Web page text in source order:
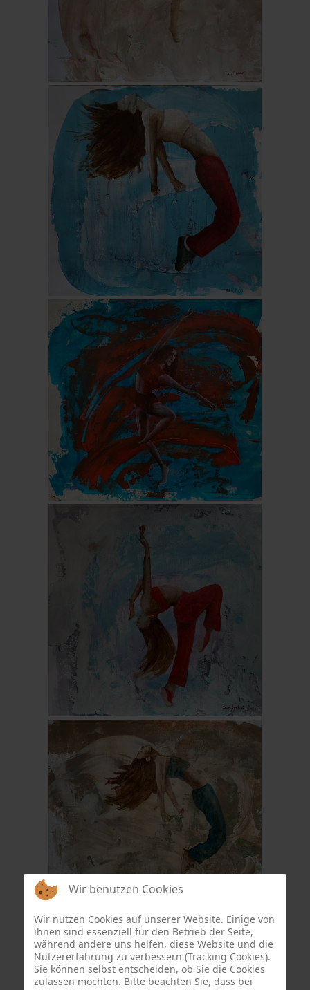
Wir benutzen Cookies
Wir nutzen Cookies auf unserer Website. Einige von
ihnen sind essenziell für den Betrieb der Seite,
während andere uns helfen, diese Website und die
Nutzererfahrung zu verbessern (Tracking Cookies).
Sie können selbst entscheiden, ob Sie die Cookies
zulassen möchten. Bitte beachten Sie, dass bei